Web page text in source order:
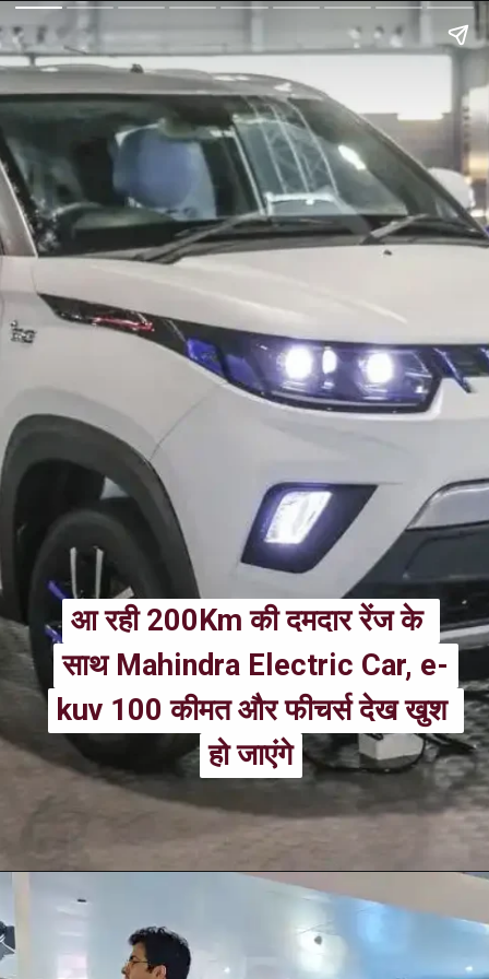
आ रही 200Km की दमदार रेंज के
साथ Mahindra Electric Car, e-
kuv 100 कीमत और फीचर्स देख खुश
हो जाएंगे
आ रही 200Km की दमदार रेंज के
साथ Mahindra Electric Car, e-
kuv 100 कीमत और फीचर्स देख खुश
हो जाएंगे